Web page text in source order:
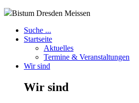
Bistum Dresden Meissen
Suche ...
Startseite
Aktuelles
Termine & Veranstaltungen
Wir sind
Wir sind